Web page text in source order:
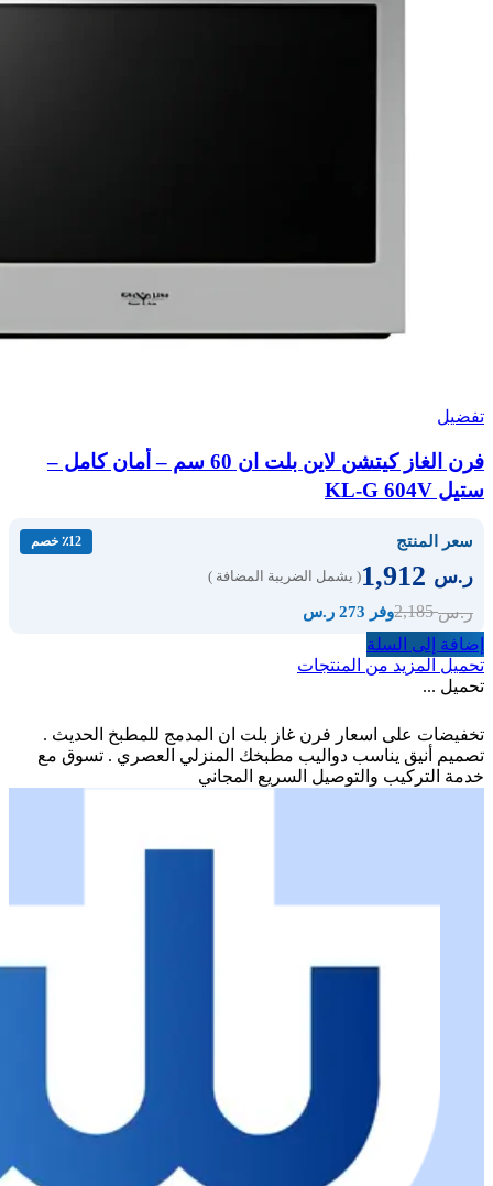
تفضيل
فرن الغاز كيتشن لاين بلت ان 60 سم – أمان كامل –
ستيل KL-G 604V
سعر المنتج ٪12 خصم
ر.س ( يشمل الضريبة المضافة )
ر.س2,185 وفر 273 ر.س
إضافة إلى السلة
تحميل المزيد من المنتجات
تحميل ...
تخفيضات على اسعار فرن غاز بلت ان المدمج للمطبخ الحديث .
تصميم أنيق يناسب دواليب مطبخك المنزلي العصري . تسوق مع
خدمة التركيب والتوصيل السريع المجاني